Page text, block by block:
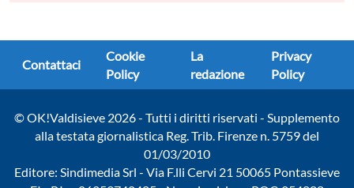
Contattaci
Cookie
Policy
La
redazione
Privacy
Policy
© OK!Valdisieve 2026 - Tutti i diritti riservati - Supplemento
alla testata giornalistica Reg. Trib. Firenze n. 5759 del
01/03/2010
Editore: Sindimedia Srl - Via F.lli Cervi 21 50065 Pontassieve